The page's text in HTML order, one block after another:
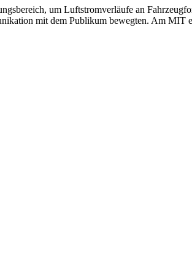
um Luftstromverläufe an
mit dem Publikum bewegten. Am MIT